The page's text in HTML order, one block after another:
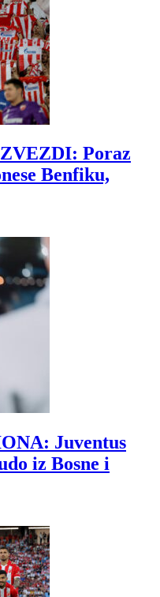
Poraz
Benfiku,
Juventus
iz Bosne i